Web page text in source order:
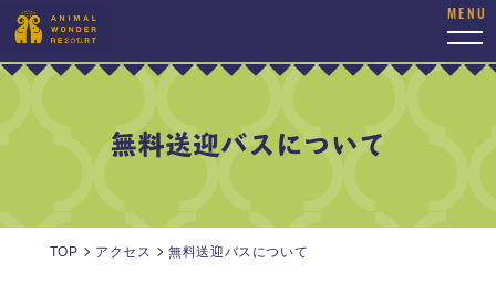
無料送迎バスについて
TOP アクセス 無料送迎バスについて